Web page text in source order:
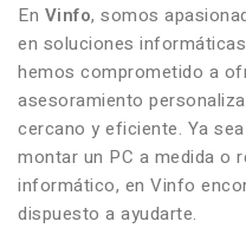
En Vinfo, somos
en soluciones
hemos comprometido a
asesoramiento
cercano y eficiente. Ya
montar un PC a medida o
informático, en Vinfo
dispuesto a ayudarte.